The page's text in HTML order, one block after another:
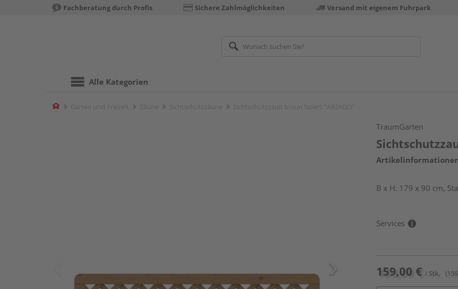
Fachberatung durch Profis Sichere Zahlmöglichkeiten Versand mit eigenem Fuhrpark
Alle Kategorien
Home
TraumGarten
B x H: 179 x 90 cm,
Services
159,00 € / Stk.